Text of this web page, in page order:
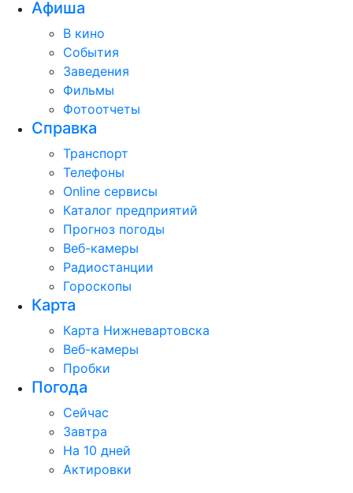
Афиша
В кино
События
Заведения
Фильмы
Фотоотчеты
Справка
Транспорт
Телефоны
Online сервисы
Каталог предприятий
Прогноз погоды
Веб-камеры
Радиостанции
Гороскопы
Карта
Карта Нижневартовска
Веб-камеры
Пробки
Погода
Сейчас
Завтра
На 10 дней
Актировки